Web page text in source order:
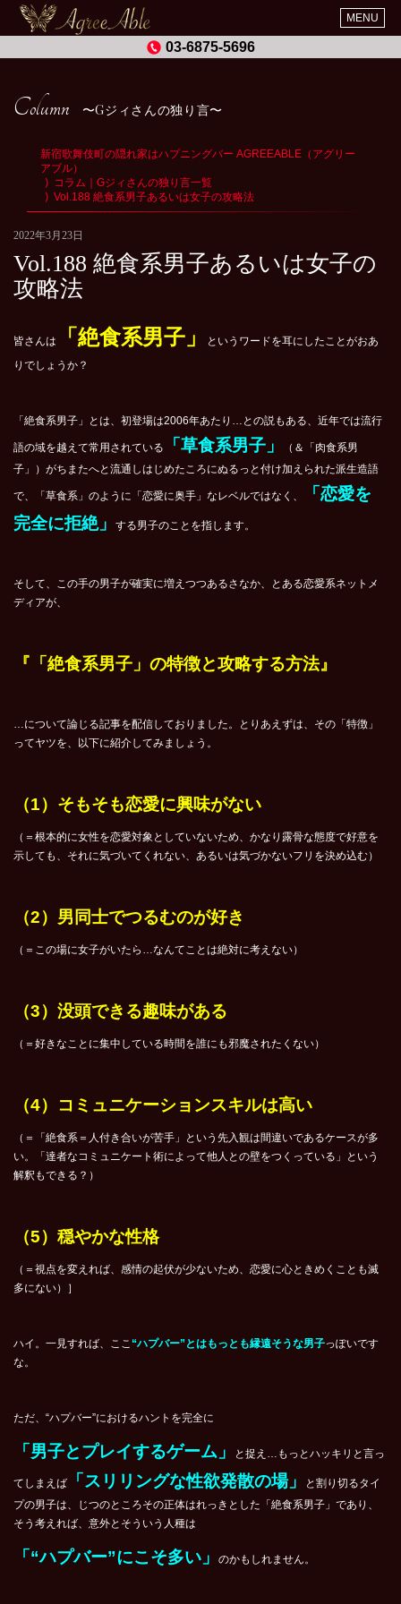
MENU
03-6875-5696
Column Gジィさんの独り言
新宿歌舞伎町の隠れ家はハプニングバー AGREEABLE（アグリー
アブル）
コラム｜Gジィさんの独り言一覧
Vol.188 絶食系男子あるいは女子の攻略法
2022年3月23日
Vol.188 絶食系男子あるいは女子の
攻略法
皆さんは 「絶食系男子」
というワードを耳にしたことがおあ
りでしょうか？
「絶食系男子」とは、初登場は2006年あたり…との説もある、近年では流行
語の域を越えて常用されている 「草食系男子」
（＆「肉食系男
子」）がちまたへと流通しはじめたころにぬるっと付け加えられた派生造語
で、「草食系」のように「恋愛に奥手」なレベルではなく、
「恋愛を
完全に拒絶」
する男子のことを指します。
そして、この手の男子が確実に増えつつあるさなか、とある恋愛系ネットメ
ディアが、
『「絶食系男子」の特徴と攻略する方法』
…について論じる記事を配信しておりました。とりあえずは、その「特徴」
ってヤツを、以下に紹介してみましょう。
（1）そもそも恋愛に興味がない
（＝根本的に女性を恋愛対象としていないため、かなり露骨な態度で好意を
示しても、それに気づいてくれない、あるいは気づかないフリを決め込む）
（2）男同士でつるむのが好き
（＝この場に女子がいたら…なんてことは絶対に考えない）
（3）没頭できる趣味がある
（＝好きなことに集中している時間を誰にも邪魔されたくない）
（4）コミュニケーションスキルは高い
（＝「絶食系＝人付き合いが苦手」という先入観は間違いであるケースが多
い。「達者なコミュニケート術によって他人との壁をつくっている」という
解釈もできる？）
（5）穏やかな性格
（＝視点を変えれば、感情の起伏が少ないため、恋愛に心ときめくことも滅
多にない）］
ハイ。一見すれば、ここ“ハプバー”とはもっとも縁遠そうな男子っぽいです
な。
ただ、“ハプバー”におけるハントを完全に
「男子とプレイするゲーム」 と捉え…もっとハッキリと言っ
てしまえば 「スリリングな性欲発散の場」
と割り切るタイ
プの男子は、じつのところその正体はれっきとした「絶食系男子」であり、
そう考えれば、意外とそういう人種は
「“ハプバー”にこそ多い」 のかもしれません。